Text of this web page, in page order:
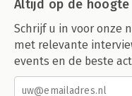
Altijd op de hoogte
Schrijf u in voor onze
met relevante
events en de beste